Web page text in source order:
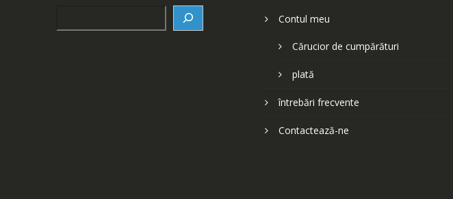
Contul meu
Cărucior de cumpărături
plată
întrebări frecvente
Contactează-ne